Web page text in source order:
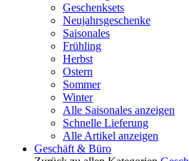
Geschenksets
Neujahrsgeschenke
Saisonales
Frühling
Herbst
Ostern
Sommer
Winter
Alle Saisonales anzeigen
Schnelle Lieferung
Alle Artikel anzeigen
Geschäft & Büro